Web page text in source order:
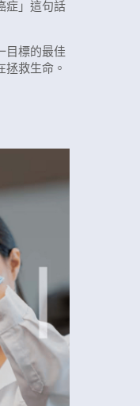
症」這句話
目標的最佳
拯救生命。